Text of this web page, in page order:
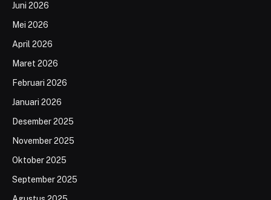
Juni 2026
Mei 2026
April 2026
Maret 2026
Februari 2026
Januari 2026
Desember 2025
November 2025
Oktober 2025
September 2025